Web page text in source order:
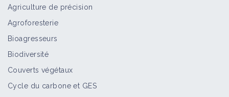
Agriculture de précision
Agroforesterie
Bioagresseurs
Biodiversité
Couverts végétaux
Cycle du carbone et GES